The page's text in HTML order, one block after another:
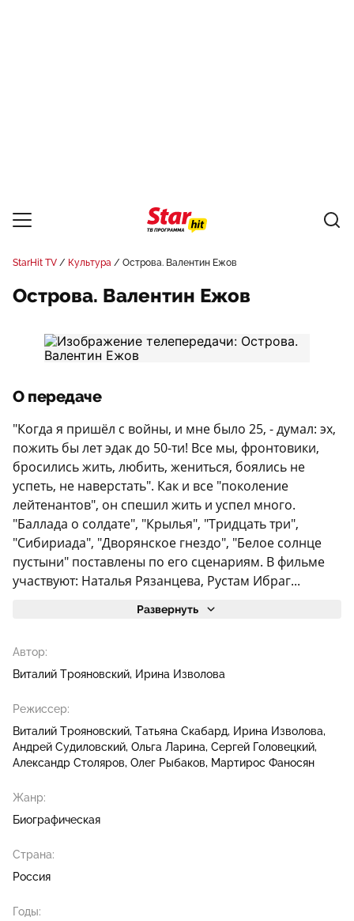
StarHit TV Культура Острова. Валентин Ежов
Острова. Валентин Ежов
О передаче
"Когда я пришёл с войны, и мне было 25, - думал: эх,
пожить бы лет эдак до 50-ти! Все мы, фронтовики,
бросились жить, любить, жениться, боялись не
успеть, не наверстать". Как и все "поколение
лейтенантов", он спешил жить и успел много.
"Баллада о солдате", "Крылья", "Тридцать три",
"Сибириада", "Дворянское гнездо", "Белое солнце
пустыни" поставлены по его сценариям. В фильме
участвуют: Наталья Рязанцева, Рустам Ибраг...
Развернуть
Автор:
Виталий Трояновский Ирина Изволова
Режиссер:
Виталий Трояновский Татьяна Скабард
Ирина Изволова
Андрей Судиловский Ольга Ларина Сергей Головецкий
Александр Столяров Олег Рыбаков Мартирос Фаносян
Жанр:
Биографическая
Страна:
Россия
Годы: